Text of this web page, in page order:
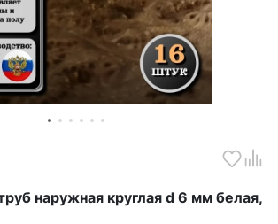
наружная круглая d 6 мм белая,